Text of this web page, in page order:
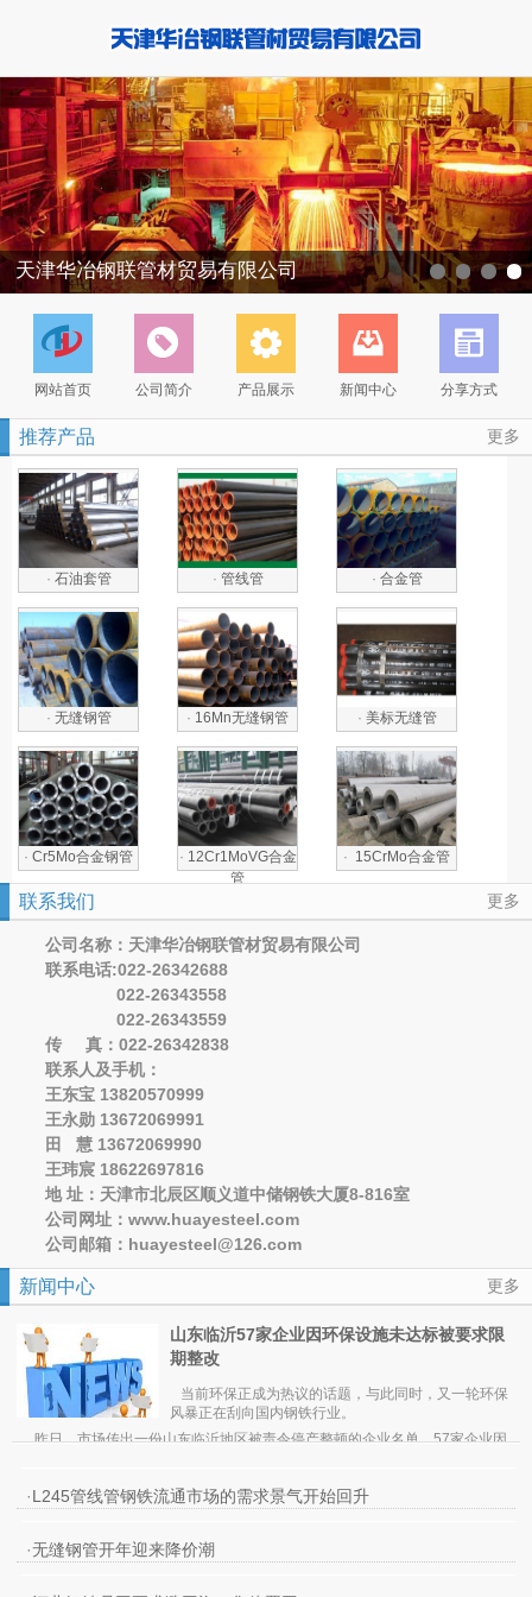
天津华冶钢联管材贸易有限公司
网站首页 公司简介 产品展示 新闻中心 分享方式
更多
推荐产品
· 石油套管 · 管线管 · 合金管
· 无缝钢管 · 16Mn无缝钢管 · 美标无缝管
· Cr5Mo合金钢管 · 12Cr1MoVG合金
管
· 15CrMo合金管
更多
联系我们
公司名称：天津华冶钢联管材贸易有限公司
联系电话:022-26342688
022-26343558
022-26343559
传 真：022-26342838
联系人及手机：
王东宝 13820570999
王永勋 13672069991
田 慧 13672069990
王玮宸 18622697816
地 址：天津市北辰区顺义道中储钢铁大厦8-816室
公司网址：www.huayesteel.com
公司邮箱：huayesteel@126.com
更多
新闻中心
山东临沂57家企业因环保设施未达标被要求限
期整改
当前环保正成为热议的话题，与此同时，又一轮环保
风暴正在刮向国内钢铁行业。
昨日，市场传出一份山东临沂地区被责令停产整顿的企业名单，57家企业因
值得一提的是，在被勒令停产整改的企业中，钢铁行业成为重灾区。其中，包
括临沂江鑫钢铁有限公司、临沂三德特钢有限公司、临沂宇光钢铁有限公司、山
威集团有限公司等钢厂都被要求停产。
业一律要紧急关停，无论环保是否达标，同时还涉及铁合金、焦化、化工、水泥
等企业。
与临沂市市长此前被环保部约谈有较大关系。因一些企业违法排污的行为屡禁不
·L245管线管钢铁流通市场的需求景气开始回升
·无缝钢管开年迎来降价潮